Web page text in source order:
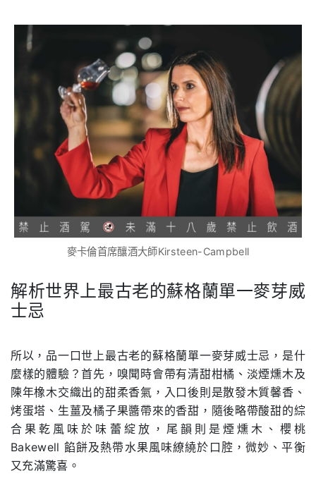
麥卡倫首席釀酒大師Kirsteen-Campbell
解析世界上最古老的蘇格蘭單一麥芽威
士忌
所以，品一口世上最古老的蘇格蘭單一麥芽威士忌，是什
麼樣的體驗？首先，嗅聞時會帶有清甜柑橘、淡煙燻木及
陳年橡木交織出的甜柔香氣，入口後則是散發木質馨香、
烤蛋塔、生薑及橘子果醬帶來的香甜，隨後略帶酸甜的綜
合果乾風味於味蕾綻放，尾韻則是煙燻木、櫻桃
Bakewell 餡餅及熱帶水果風味繚繞於口腔，微妙、平衡
又充滿驚喜。